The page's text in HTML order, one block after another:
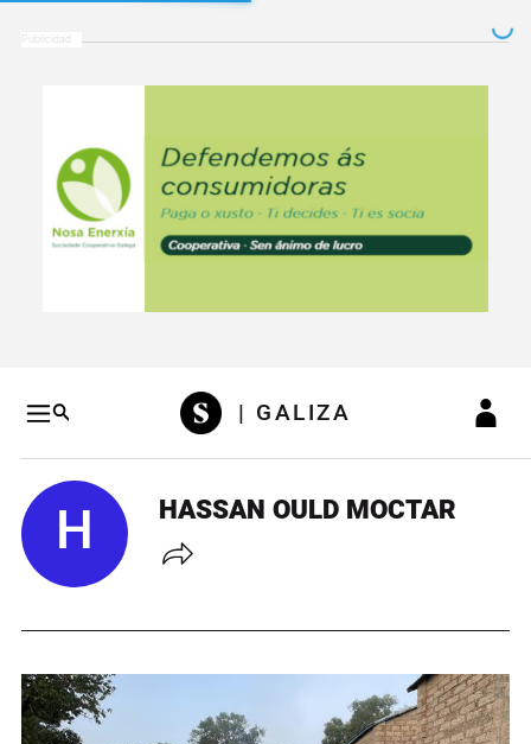
Salto a navegación
| GALIZA
H HASSAN OULD MOCTAR